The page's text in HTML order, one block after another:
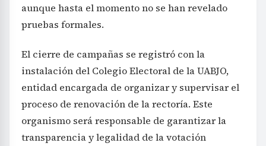
aunque hasta el momento no se han revelado
pruebas formales.
El cierre de campañas se registró con la
instalación del Colegio Electoral de la UABJO,
entidad encargada de organizar y supervisar el
proceso de renovación de la rectoría. Este
organismo será responsable de garantizar la
transparencia y legalidad de la votación